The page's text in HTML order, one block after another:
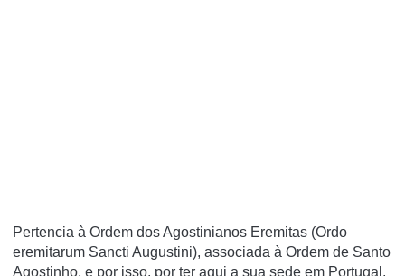
Pertencia à Ordem dos Agostinianos Eremitas (Ordo
eremitarum Sancti Augustini), associada à Ordem de Santo
Agostinho, e por isso, por ter aqui a sua sede em Portugal,